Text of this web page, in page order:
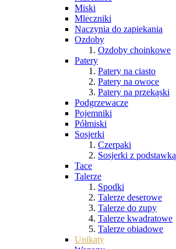
Miski
Mleczniki
Naczynia do zapiekania
Ozdoby
Ozdoby choinkowe
Patery
Patery na ciasto
Patery na owoce
Patery na przekąski
Podgrzewacze
Pojemniki
Półmiski
Sosjerki
Czerpaki
Sosjerki z podstawką
Tace
Talerze
Spodki
Talerze deserowe
Talerze do zupy
Talerze kwadratowe
Talerze obiadowe
Unikaty